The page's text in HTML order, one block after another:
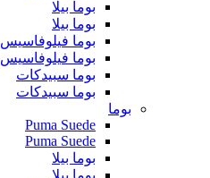
بوما بيلا
بوما بيلا
بوما فيلوفاسيس
بوما فيلوفاسيس
بوما سبيدكات
بوما سبيدكات
بوما
Puma Suede
Puma Suede
بوما بيلا
بوما بيلا